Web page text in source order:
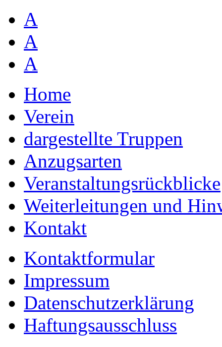
A
A
A
Home
Verein
dargestellte Truppen
Anzugsarten
Veranstaltungsrückblicke
Weiterleitungen und
Kontakt
Kontaktformular
Impressum
Datenschutzerklärung
Haftungsausschluss